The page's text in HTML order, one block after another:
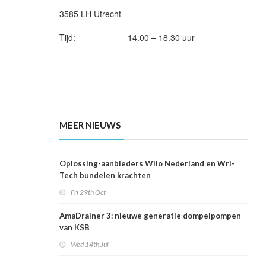
3585 LH Utrecht
Tijd: 14.00 – 18.30 uur
MEER NIEUWS
Oplossing-aanbieders Wilo Nederland en Wri-
Tech bundelen krachten
Fri 29th Oct
AmaDrainer 3: nieuwe generatie dompelpompen
van KSB
Wed 14th Jul